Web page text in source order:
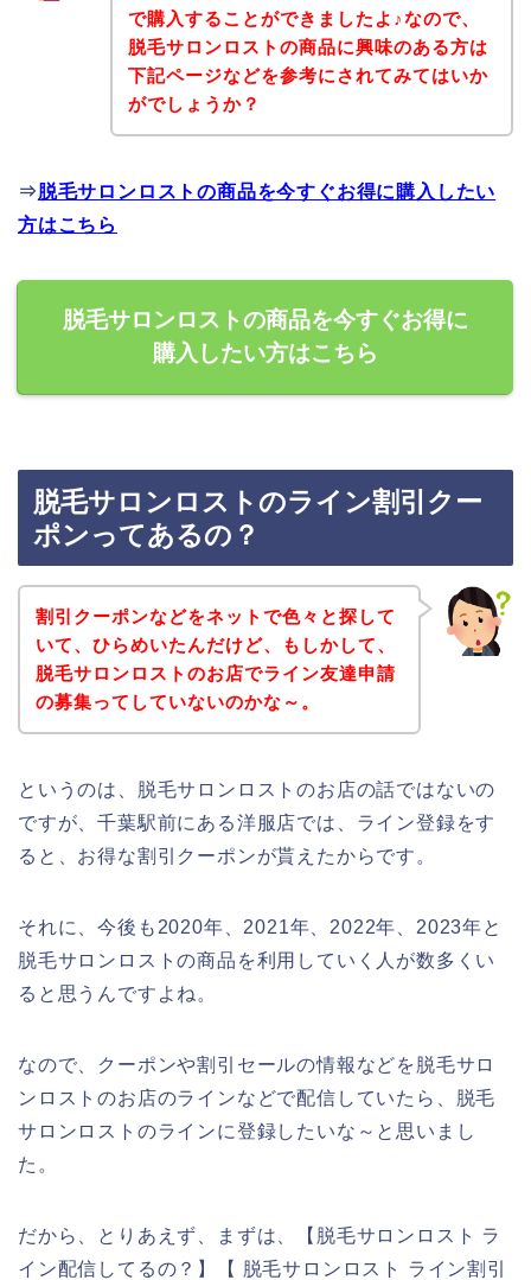
で購入することができましたよ♪なので、
脱毛サロンロストの商品に興味のある方は
下記ページなどを参考にされてみてはいか
がでしょうか？
⇒脱毛サロンロストの商品を今すぐお得に購入したい
方はこちら
脱毛サロンロストの商品を今すぐお得に
購入したい方はこちら
脱毛サロンロストのライン割引クー
ポンってあるの？
割引クーポンなどをネットで色々と探して
いて、ひらめいたんだけど、もしかして、
脱毛サロンロストのお店でライン友達申請
の募集ってしていないのかな～。
というのは、脱毛サロンロストのお店の話ではないの
ですが、千葉駅前にある洋服店では、ライン登録をす
ると、お得な割引クーポンが貰えたからです。
それに、今後も2020年、2021年、2022年、2023年と
脱毛サロンロストの商品を利用していく人が数多くい
ると思うんですよね。
なので、クーポンや割引セールの情報などを脱毛サロ
ンロストのお店のラインなどで配信していたら、脱毛
サロンロストのラインに登録したいな～と思いまし
た。
だから、とりあえず、まずは、【脱毛サロンロスト ラ
イン配信してるの？】【 脱毛サロンロスト ライン割引